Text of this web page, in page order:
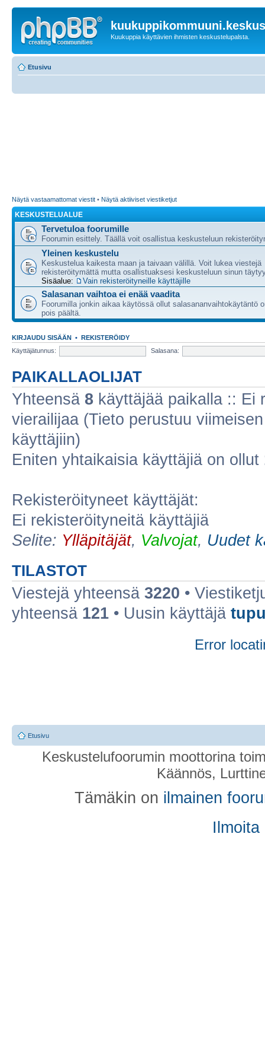
Kuukuppia käyttävien ihmisten keskustelupalsta.
Etusivu
Näytä vastaamattomat viestit • Näytä aktiiviset viestiketjut
KESKUSTELUALUE
Tervetuloa foorumille
Foorumin esittely. Täällä voit osallistua keskusteluun
Yleinen keskustelu
Keskustelua kaikesta maan ja taivaan välillä. Voit lukea viestejä
rekisteröitymättä mutta osallistuaksesi keskusteluun sinun
Sisäalue:
Vain rekisteröityneille käyttäjille
Salasanan vaihtoa ei enää vaadita
Foorumilla jonkin aikaa käytössä ollut salasananvaihtokäytäntö
pois päältä.
KIRJAUDU SISÄÄN • REKISTERÖIDY
Käyttäjätunnus:
Salasana:
PAIKALLAOLIJAT
Yhteensä 8 käyttäjää paikalla :: Ei
vierailijaa (Tieto perustuu
käyttäjiin)
Eniten yhtaikaisia käyttäjiä on ollut
Rekisteröityneet käyttäjät:
Ei rekisteröityneitä käyttäjiä
Selite: Ylläpitäjät, Valvojat, Uudet
TILASTOT
Viestejä yhteensä 3220 •
yhteensä 121 • Uusin käyttäjä
Error
Etusivu
Keskustelufoorumin moottorina
Käännös,
Tämäkin on ilmainen